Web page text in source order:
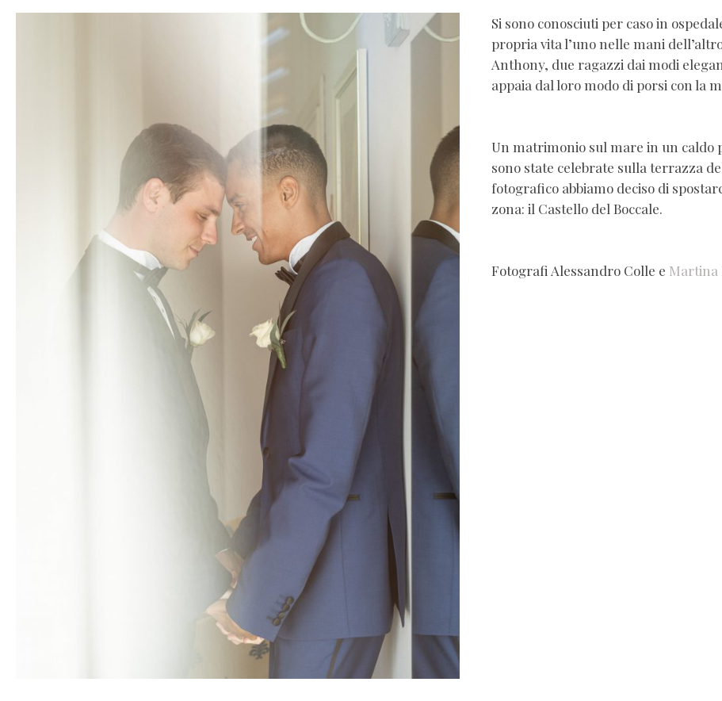
Si sono conosciuti per caso in
propria vita l’uno nelle mani
Anthony, due ragazzi dai modi
appaia dal loro modo di porsi con la
Un matrimonio sul mare in un caldo
sono state celebrate sulla terrazza
fotografico abbiamo deciso di
zona: il Castello del Boccale.
Fotografi Alessandro Colle e Martina